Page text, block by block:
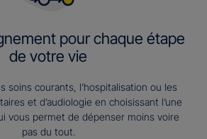
pour chaque étape
de votre vie
soins courants, l’hospitalisation ou les
et d’audiologie en choisissant l’une
vous permet de dépenser moins voire
pas du tout.